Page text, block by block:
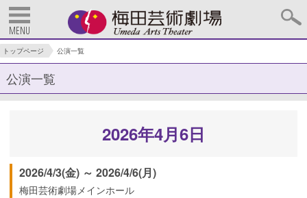
MENU
トップページ 公演一覧
公演一覧
2026年4月6日
2026/4/3(金) ～ 2026/4/6(月)
梅田芸術劇場メインホール